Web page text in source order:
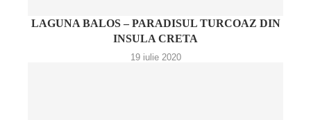
LAGUNA BALOS – PARADISUL TURCOAZ DIN
INSULA CRETA
19 iulie 2020